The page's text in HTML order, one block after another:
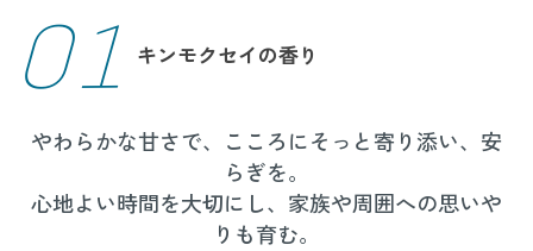
01キンモクセイの香り
やわらかな甘さで、こころにそっと寄り添い、安
らぎを。
心地よい時間を大切にし、家族や周囲への思いや
りも育む。